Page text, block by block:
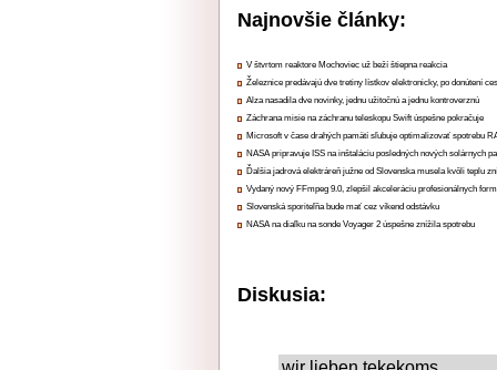
Najnovšie články:
V štvrtom reaktore Mochoviec už beží štiepna reakcia
Železnice predávajú dve tretiny lístkov elektronicky, po donútení
Alza nasadila dve novinky, jednu užitočnú a jednu kontroverznú
Záchrana misie na záchranu teleskopu Swift úspešne pokračuje
Microsoft v čase drahých pamätí sľubuje optimalizovať spotrebu
NASA pripravuje ISS na inštaláciu posledných nových solárnych
Ďalšia jadrová elektráreň južne od Slovenska musela kvôli teplu
Vydaný nový FFmpeg 9.0, zlepšil akceleráciu profesionálnych
Slovenská sporiteľňa bude mať cez víkend odstávku
NASA na diaľku na sonde Voyager 2 úspešne znížila spotrebu
Diskusia: